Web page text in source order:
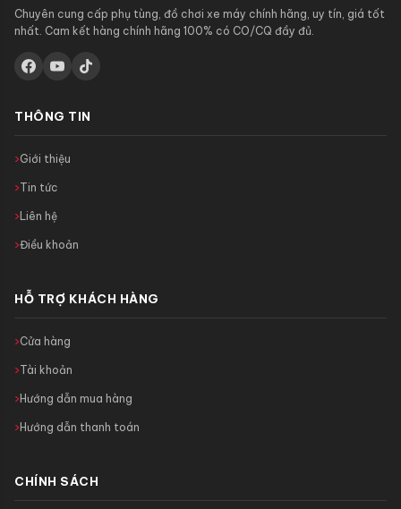
Chuyên cung cấp phụ tùng, đồ chơi xe máy chính hãng, uy tín, giá tốt
nhất. Cam kết hàng chính hãng 100% có CO/CQ đầy đủ.
THÔNG TIN
Giới thiệu
Tin tức
Liên hệ
Điều khoản
HỖ TRỢ KHÁCH HÀNG
Cửa hàng
Tài khoản
Hướng dẫn mua hàng
Hướng dẫn thanh toán
CHÍNH SÁCH